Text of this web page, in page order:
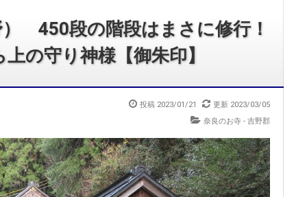
450段の階段はまさに修行！
の守り神様【御朱印】
投稿 2023/01/21 更新 2023/03/05
奈良のお寺 - 吉野郡